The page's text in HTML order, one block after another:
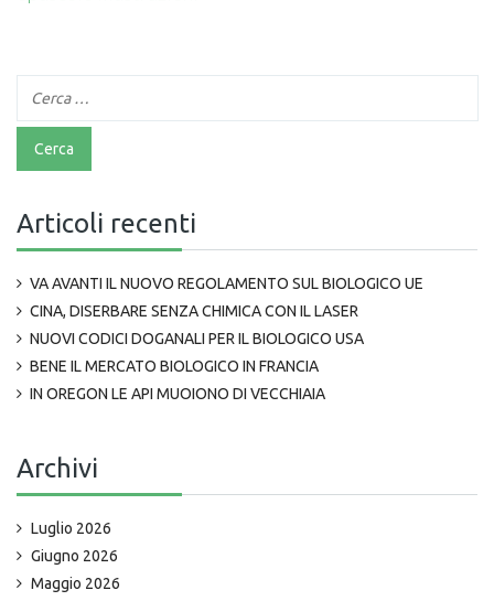
Articoli recenti
VA AVANTI IL NUOVO REGOLAMENTO SUL BIOLOGICO UE
CINA, DISERBARE SENZA CHIMICA CON IL LASER
NUOVI CODICI DOGANALI PER IL BIOLOGICO USA
BENE IL MERCATO BIOLOGICO IN FRANCIA
IN OREGON LE API MUOIONO DI VECCHIAIA
Archivi
Luglio 2026
Giugno 2026
Maggio 2026